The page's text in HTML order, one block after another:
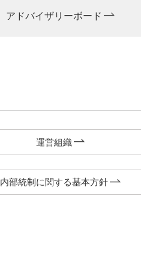
アドバイザリーボード
運営組織
内部統制に関する基本方針